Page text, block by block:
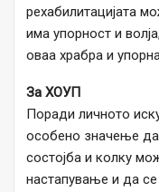
рехабилитацијата
има упорност и
оваа храбра и
За ХОУП
Поради личното
особено значење да
состојба и колку
настапување и да